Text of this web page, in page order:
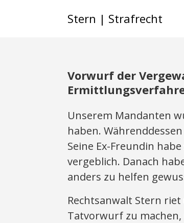
Stern | Strafrecht
Vorwurf der
Unserem Mandanten
haben.
Seine Ex-Freundin
vergeblich. Danach
anders zu helfen
Rechtsanwalt Stern
Tatvorwurf zu